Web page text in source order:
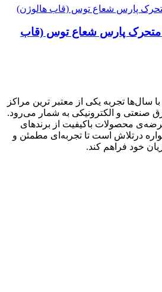
فریم دارک لایت 1RR متحرک پارس شعاع توس (قاب
سال‌ها تجربه یکی از معتبر ترین مراکز
صنعتی و الکترونیکی به شمار می‌رود.
محصولات باکیفیت از برندهای
درتلاش است تا تجربه‌ای مطمئن و
خود فراهم کند.